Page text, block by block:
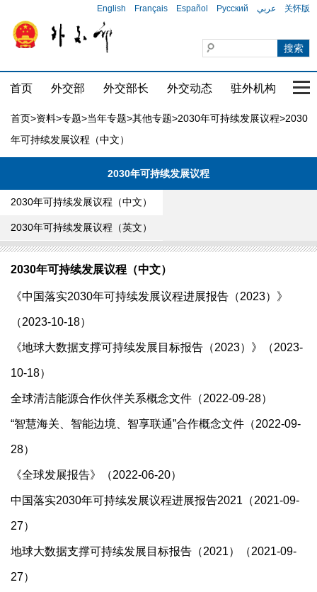
English Français Español Русский عربي 关怀版
首页 外交部 外交部长 外交动态 驻外机构 国
首页>资料>专题>当年专题>其他专题>2030年可持续发展议程>2030
年可持续发展议程（中文）
2030年可持续发展议程
2030年可持续发展议程（中文）
2030年可持续发展议程（英文）
2030年可持续发展议程（中文）
《中国落实2030年可持续发展议程进展报告（2023）》
（2023-10-18）
《地球大数据支撑可持续发展目标报告（2023）》（2023-
10-18）
全球清洁能源合作伙伴关系概念文件（2022-09-28）
“智慧海关、智能边境、智享联通”合作概念文件（2022-09-
28）
《全球发展报告》（2022-06-20）
中国落实2030年可持续发展议程进展报告2021（2021-09-
27）
地球大数据支撑可持续发展目标报告（2021）（2021-09-
27）